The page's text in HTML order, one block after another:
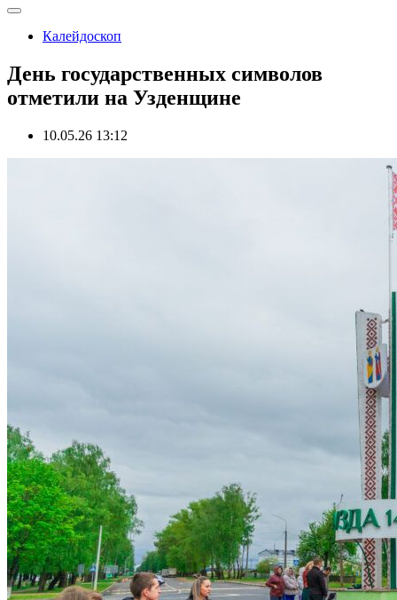
Калейдоскоп
День государственных символов
отметили на Узденщине
10.05.26 13:12